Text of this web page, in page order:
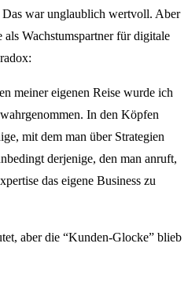
Das war unglaublich wertvoll. Aber
Wachstumspartner für digitale
meiner eigenen Reise wurde ich
In den Köpfen
mit dem man über Strategien
derjenige, den man anruft,
das eigene Business zu
aber die “Kunden-Glocke” blieb